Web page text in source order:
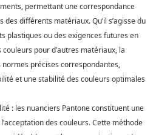
permettant une correspondance
différents matériaux. Qu’il s’agisse du
plastiques ou des exigences futures en
pour d’autres matériaux, la
précises correspondantes,
et une stabilité des couleurs optimales
: les nuanciers Pantone constituent une
des couleurs. Cette méthode